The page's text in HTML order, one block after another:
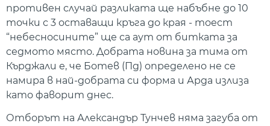
противен случай разликата ще набъбне до 10
точки с 3 оставащи кръга до края - тоест
“небесносините” ще са аут от битката за
седмото място. Добрата новина за тима от
Кърджали е, че Ботев (Пд) определено не се
намира в най-добрата си форма и Арда излиза
като фаворит днес.
Отборът на Александър Тунчев няма загуба от